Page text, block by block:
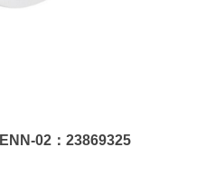
02：23869325